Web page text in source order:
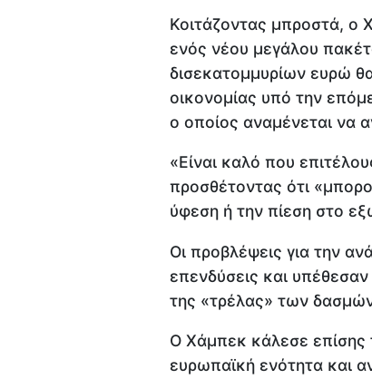
Κοιτάζοντας μπροστά, ο
ενός νέου μεγάλου
δισεκατομμυρίων ευρώ
οικονομίας υπό την
ο οποίος αναμένεται να
«Είναι καλό που
προσθέτοντας ότι
ύφεση ή την πίεση στο
Οι προβλέψεις για την
επενδύσεις και
της «τρέλας» των
Ο Χάμπεκ κάλεσε επίσης
ευρωπαϊκή ενότητα και